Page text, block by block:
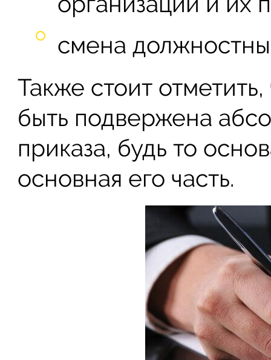
смена
Также стоит
быть подвержена
приказа, будь то
основная его часть.